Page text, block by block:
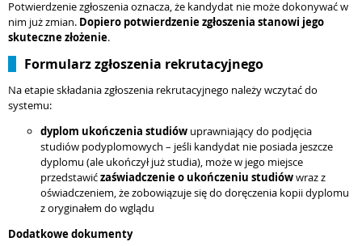
Potwierdzenie zgłoszenia oznacza, że kandydat nie może dokonywać w
nim już zmian. Dopiero potwierdzenie zgłoszenia stanowi jego
skuteczne złożenie.
Formularz zgłoszenia rekrutacyjnego
Na etapie składania zgłoszenia rekrutacyjnego należy wczytać do
systemu:
dyplom ukończenia studiów uprawniający do podjęcia
studiów podyplomowych – jeśli kandydat nie posiada jeszcze
dyplomu (ale ukończył już studia), może w jego miejsce
przedstawićzaświadczenie o ukończeniu studiówwraz z
oświadczeniem, że zobowiązuje się do doręczenia kopii dyplomu
z oryginałem do wglądu
Dodatkowe dokumenty